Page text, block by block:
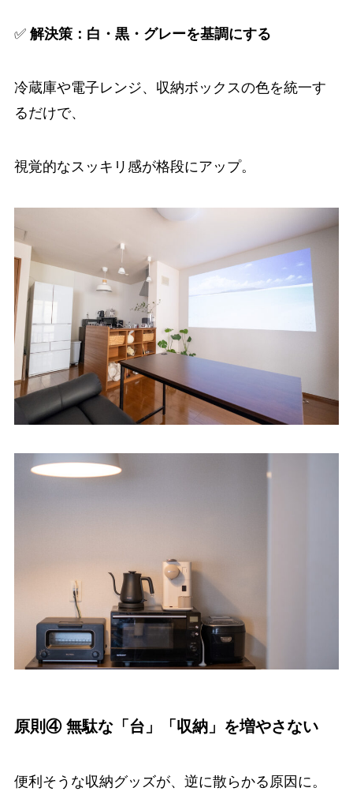
✅ 解決策：白・黒・グレーを基調にする
冷蔵庫や電子レンジ、収納ボックスの色を統一す
るだけで、
視覚的なスッキリ感が格段にアップ。
原則④ 無駄な「台」「収納」を増やさない
便利そうな収納グッズが、逆に散らかる原因に。